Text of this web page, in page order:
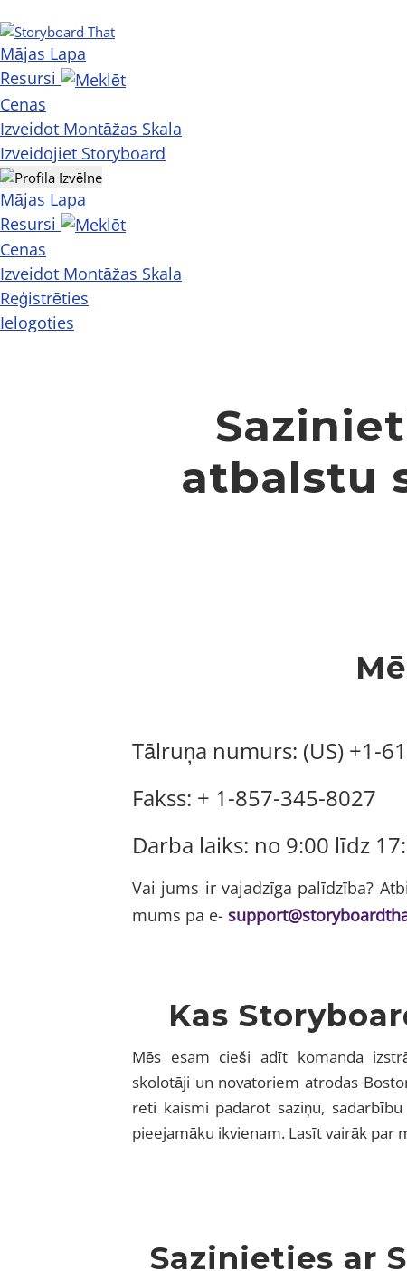
Mājas Lapa
Resursi
Cenas
Izveidot Montāžas Skala
Izveidojiet Storyboard
Mājas Lapa
Resursi
Cenas
Izveidot Montāžas Skala
Reģistrēties
Ielogoties
atbalstu
Tālruņa numurs: (US) +1-
Fakss: + 1-857-345-8027
Darba laiks: no 9:00 līdz
Vai jums ir vajadzīga palīdzība?
mums pa e-
Kas
Mēs esam cieši adīt komanda
skolotāji un novatoriem atrodas
reti kaismi padarot saziņu,
pieejamāku ikvienam. Lasīt vairāk par
Sazinieties ar